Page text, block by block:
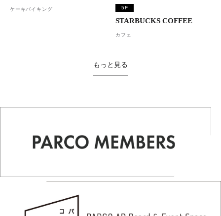
ケーキバイキング 5F
STARBUCKS COFFEE
カフェ
もっと見る